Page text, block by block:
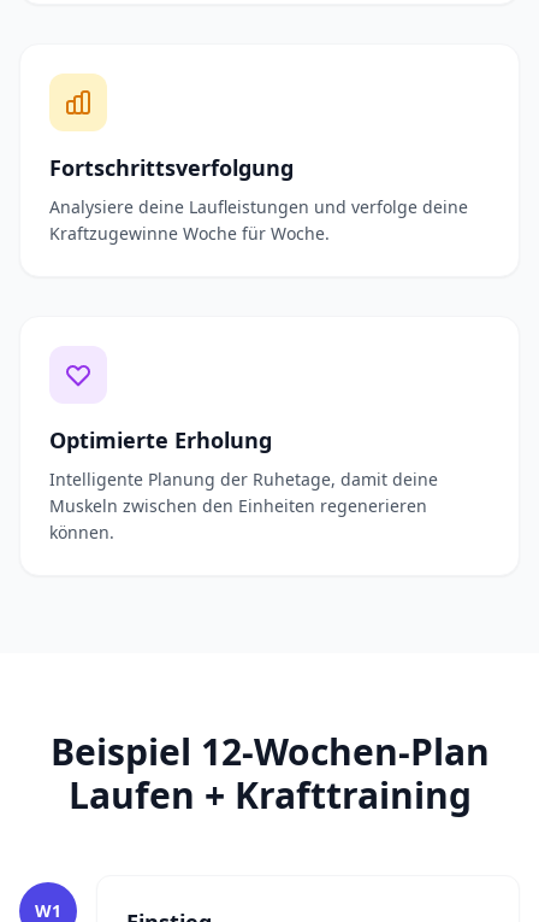
Fortschrittsverfolgung
Analysiere deine Laufleistungen und verfolge deine
Kraftzugewinne Woche für Woche.
Optimierte Erholung
Intelligente Planung der Ruhetage, damit deine
Muskeln zwischen den Einheiten regenerieren
können.
Beispiel 12-Wochen-Plan
Laufen + Krafttraining
W1